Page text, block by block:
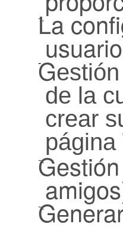
-.
La
-.
G
de la
crear
página
-.
-.